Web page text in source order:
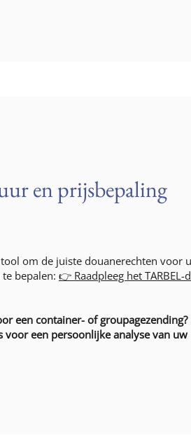
en prijsbepaling
om de juiste douanerechten voor
bepalen: 👉 Raadpleeg het
een container- of groupagezending?
voor een persoonlijke analyse van uw